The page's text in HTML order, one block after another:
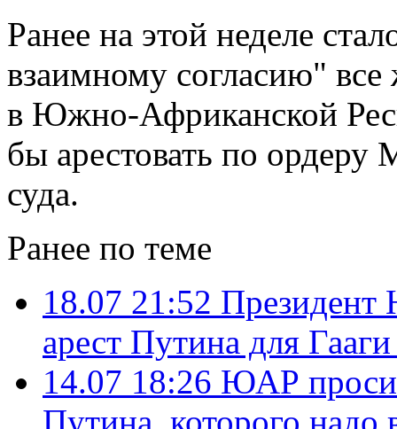
Ранее на этой неделе
взаимному согласию"
в Южно-Африканской
бы арестовать по ордеру
суда.
Ранее по теме
18.07 21:52 Президент
арест Путина для
14.07 18:26 ЮАР
Путина, которого надо